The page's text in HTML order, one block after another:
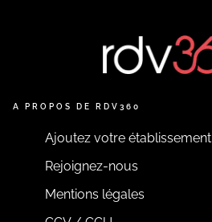
A PROPOS DE RDV360
Ajoutez votre établissement
Rejoignez-nous
Mentions légales